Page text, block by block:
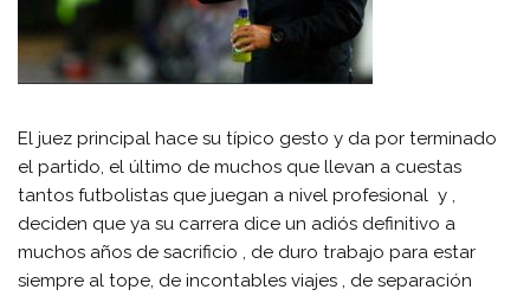
El juez principal hace su típico gesto y da por terminado
el partido, el último de muchos que llevan a cuestas
tantos futbolistas que juegan a nivel profesional y ,
deciden que ya su carrera dice un adiós definitivo a
muchos años de sacrificio , de duro trabajo para estar
siempre al tope, de incontables viajes , de separación